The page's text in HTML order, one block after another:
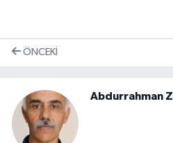
ÖNCEKI
Abdurrahman